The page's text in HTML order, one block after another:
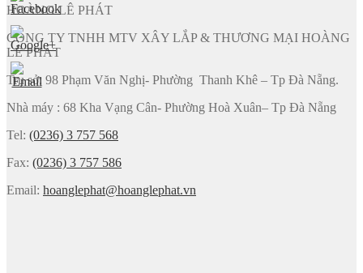
HOÀNG LÊ PHÁT
CÔNG TY TNHH MTV XÂY LẮP & THƯƠNG MẠI HOÀNG
LÊ PHÁT
Trụ sở: 98 Phạm Văn Nghị- Phường Thanh Khê – Tp Đà Nẵng.
Nhà máy : 68 Kha Vạng Cân- Phường Hoà Xuân– Tp Đà Nẵng
Tel: (0236) 3 757 568
Fax: (0236) 3 757 586
Email: hoanglephat@hoanglephat.vn